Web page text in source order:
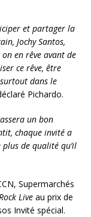
et partager la
Jochy Santos,
en rêve avant de
ce rêve, être
dans le
Pichardo.
un bon
chaque invité a
de qualité qu’il
Supermarchés
Live au prix de
Invité spécial.